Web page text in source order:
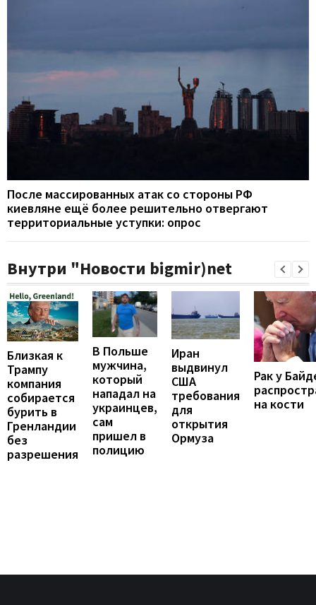
После массированных атак со стороны РФ
киевляне ещё более решительно отвергают
территориальные уступки: опрос
Внутри "Новости bigmir)net
Близкая к
Трампу
компания
собирается
бурить в
Гренландии
без
разрешения
В Польше
мужчина,
который
нападал на
украинцев,
сам
пришел в
полицию
Иран
выдвинул
США
требования
для
открытия
Ормуза
Рак у
на кости